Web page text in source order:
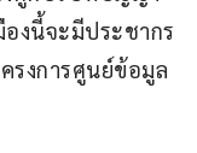
งนี้จะมีประชากร
รงการศูนย์ข้อมูล